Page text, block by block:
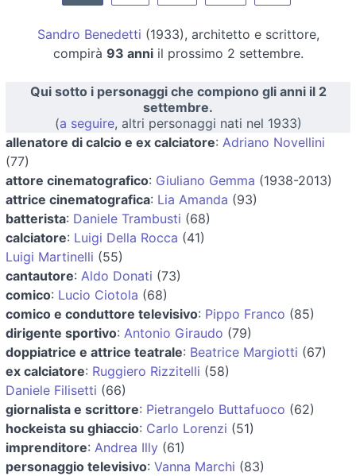
Sandro Benedetti (1933), architetto e scrittore,
compirà 93 anniil prossimo 2 settembre.
Qui sotto i personaggi che compiono gli anni il 2
settembre.
(a seguire, altri personaggi nati nel 1933)
allenatore di calcio e ex calciatore: Adriano Novellini
(77)
attore cinematografico: Giuliano Gemma (1938-2013)
attrice cinematografica: Lia Amanda (93)
batterista: Daniele Trambusti (68)
calciatore: Luigi Della Rocca (41)
Luigi Martinelli (55)
cantautore: Aldo Donati (73)
comico: Lucio Ciotola (68)
comico e conduttore televisivo: Pippo Franco (85)
dirigente sportivo: Antonio Giraudo (79)
doppiatrice e attrice teatrale: Beatrice Margiotti (67)
ex calciatore: Ruggiero Rizzitelli (58)
Daniele Filisetti (66)
giornalista e scrittore: Pietrangelo Buttafuoco (62)
hockeista su ghiaccio: Carlo Lorenzi (51)
imprenditore: Andrea Illy (61)
personaggio televisivo: Vanna Marchi (83)